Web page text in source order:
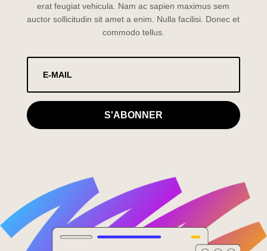
erat feugiat vehicula. Nam ac sapien maximus sem
auctor sollicitudin sit amet a enim. Nulla facilisi. Donec et
commodo tellus.
S'ABONNER